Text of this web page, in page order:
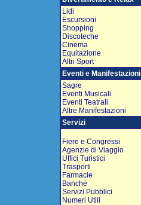
Lidi
Escursioni
Shopping
Discoteche
Cinema
Equitazione
Altri Sport
Eventi e Manifestazioni
Sagre
Eventi Musicali
Eventi Teatrali
Altre Manifestazioni
Servizi
Fiere e Congressi
Agenzie di Viaggio
Uffici Turistici
Trasporti
Farmacie
Banche
Servizi Pubblici
Numeri Utili